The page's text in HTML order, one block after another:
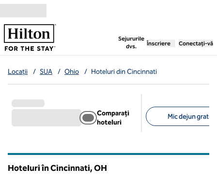
Salt la conținut
Sejururile
dvs.
, deschide o filă nouă
Înscriere Conectați-vă
Locații / SUA / Ohio / Hoteluri din Cincinnati
Comparați
hoteluri
Mic dejun
Hoteluri în Cincinnati,OH